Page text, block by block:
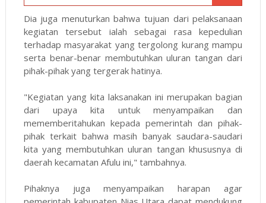
Dia juga menuturkan bahwa tujuan dari pelaksanaan
kegiatan tersebut ialah sebagai rasa kepedulian
terhadap masyarakat yang tergolong kurang mampu
serta benar-benar membutuhkan uluran tangan dari
pihak-pihak yang tergerak hatinya.
"Kegiatan yang kita laksanakan ini merupakan bagian
dari upaya kita untuk menyampaikan dan
mememberitahukan kepada pemerintah dan pihak-
pihak terkait bahwa masih banyak saudara-saudari
kita yang membutuhkan uluran tangan khususnya di
daerah kecamatan Afulu ini," tambahnya.
Pihaknya juga menyampaikan harapan agar